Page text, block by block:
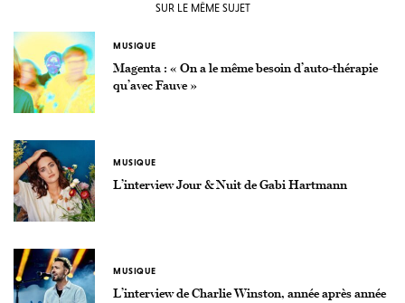
SUR LE MÊME SUJET
MUSIQUE
Magenta : « On a le même besoin d’auto-thérapie
qu’avec Fauve »
MUSIQUE
L’interview Jour & Nuit de Gabi Hartmann
MUSIQUE
L’interview de Charlie Winston, année après année